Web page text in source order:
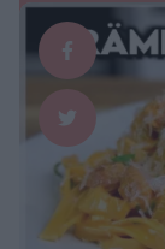
Kockkniv Denna
Fancy Kockniv:
https://adtr.co/
https://adtr.co/
https://adtr.co/
Kinesisk hacka:
https://adtr.co/